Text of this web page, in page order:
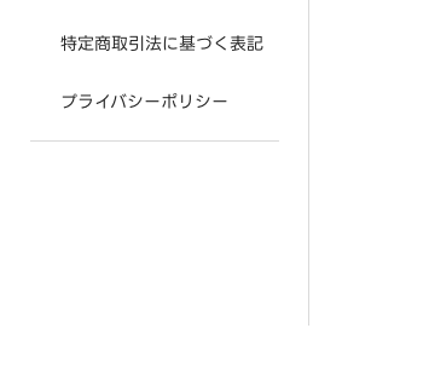
特定商取引法に基づく表記
プライバシーポリシー